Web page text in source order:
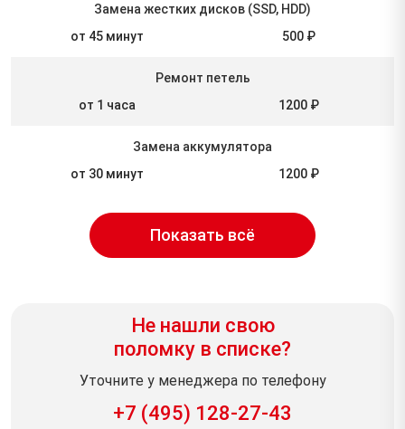
Замена жестких дисков (SSD, HDD)
от 45 минут
500 ₽
Ремонт петель
от 1 часа
1200 ₽
Замена аккумулятора
от 30 минут
1200 ₽
Показать всё
Не нашли свою
поломку в списке?
Уточните у менеджера по телефону
+7 (495) 128-27-43